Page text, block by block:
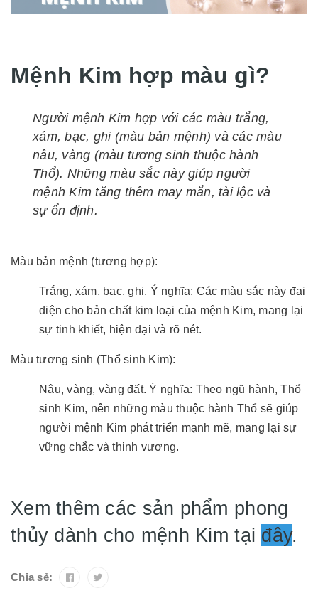
Mệnh Kim hợp màu gì?
Người mệnh Kim hợp với các màu trắng,
xám, bạc, ghi (màu bản mệnh) và các màu
nâu, vàng (màu tương sinh thuộc hành
Thổ). Những màu sắc này giúp người
mệnh Kim tăng thêm may mắn, tài lộc và
sự ổn định.
Màu bản mệnh (tương hợp):
Trắng, xám, bạc, ghi. Ý nghĩa: Các màu sắc này đại
diện cho bản chất kim loại của mệnh Kim, mang lại
sự tinh khiết, hiện đại và rõ nét.
Màu tương sinh (Thổ sinh Kim):
Nâu, vàng, vàng đất. Ý nghĩa: Theo ngũ hành, Thổ
sinh Kim, nên những màu thuộc hành Thổ sẽ giúp
người mệnh Kim phát triển mạnh mẽ, mang lại sự
vững chắc và thịnh vượng.
Xem thêm các sản phẩm phong
thủy dành cho mệnh Kim tại đây.
Chia sẻ: